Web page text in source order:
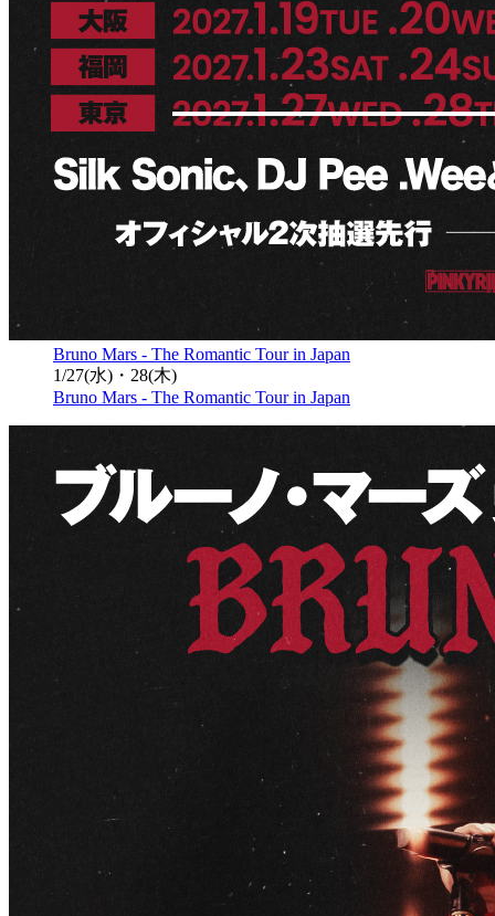
Bruno Mars - The Romantic Tour in Japan
1/27(水)・28(木)
Bruno Mars - The Romantic Tour in Japan